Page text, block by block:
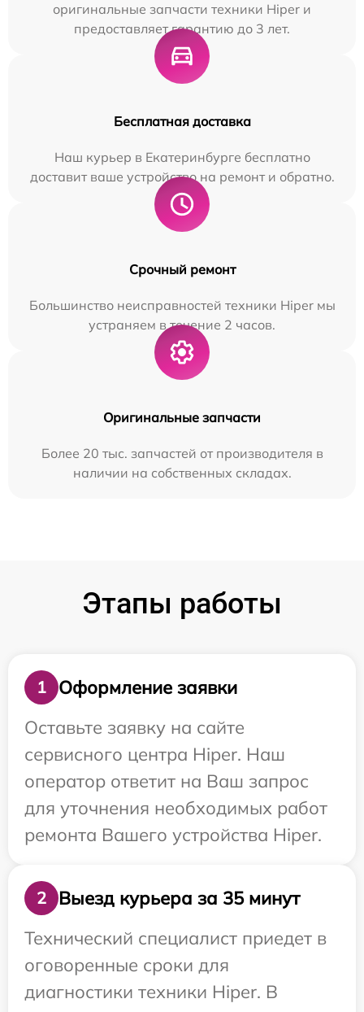
оригинальные запчасти техники Hiper и
предоставляет гарантию до 3 лет.
Бесплатная доставка
Наш курьер в Екатеринбурге бесплатно
доставит ваше устройство на ремонт и обратно.
Срочный ремонт
Большинство неисправностей техники Hiper мы
устраняем в течение 2 часов.
Оригинальные запчасти
Более 20 тыс. запчастей от производителя в
наличии на собственных складах.
Этапы работы
1
Оформление заявки
Оставьте заявку на сайте
сервисного центра Hiper. Наш
оператор ответит на Ваш запрос
для уточнения необходимых работ
ремонта Вашего устройства Hiper.
2
Выезд курьера за 35 минут
Технический специалист приедет в
оговоренные сроки для
диагностики техники Hiper. В